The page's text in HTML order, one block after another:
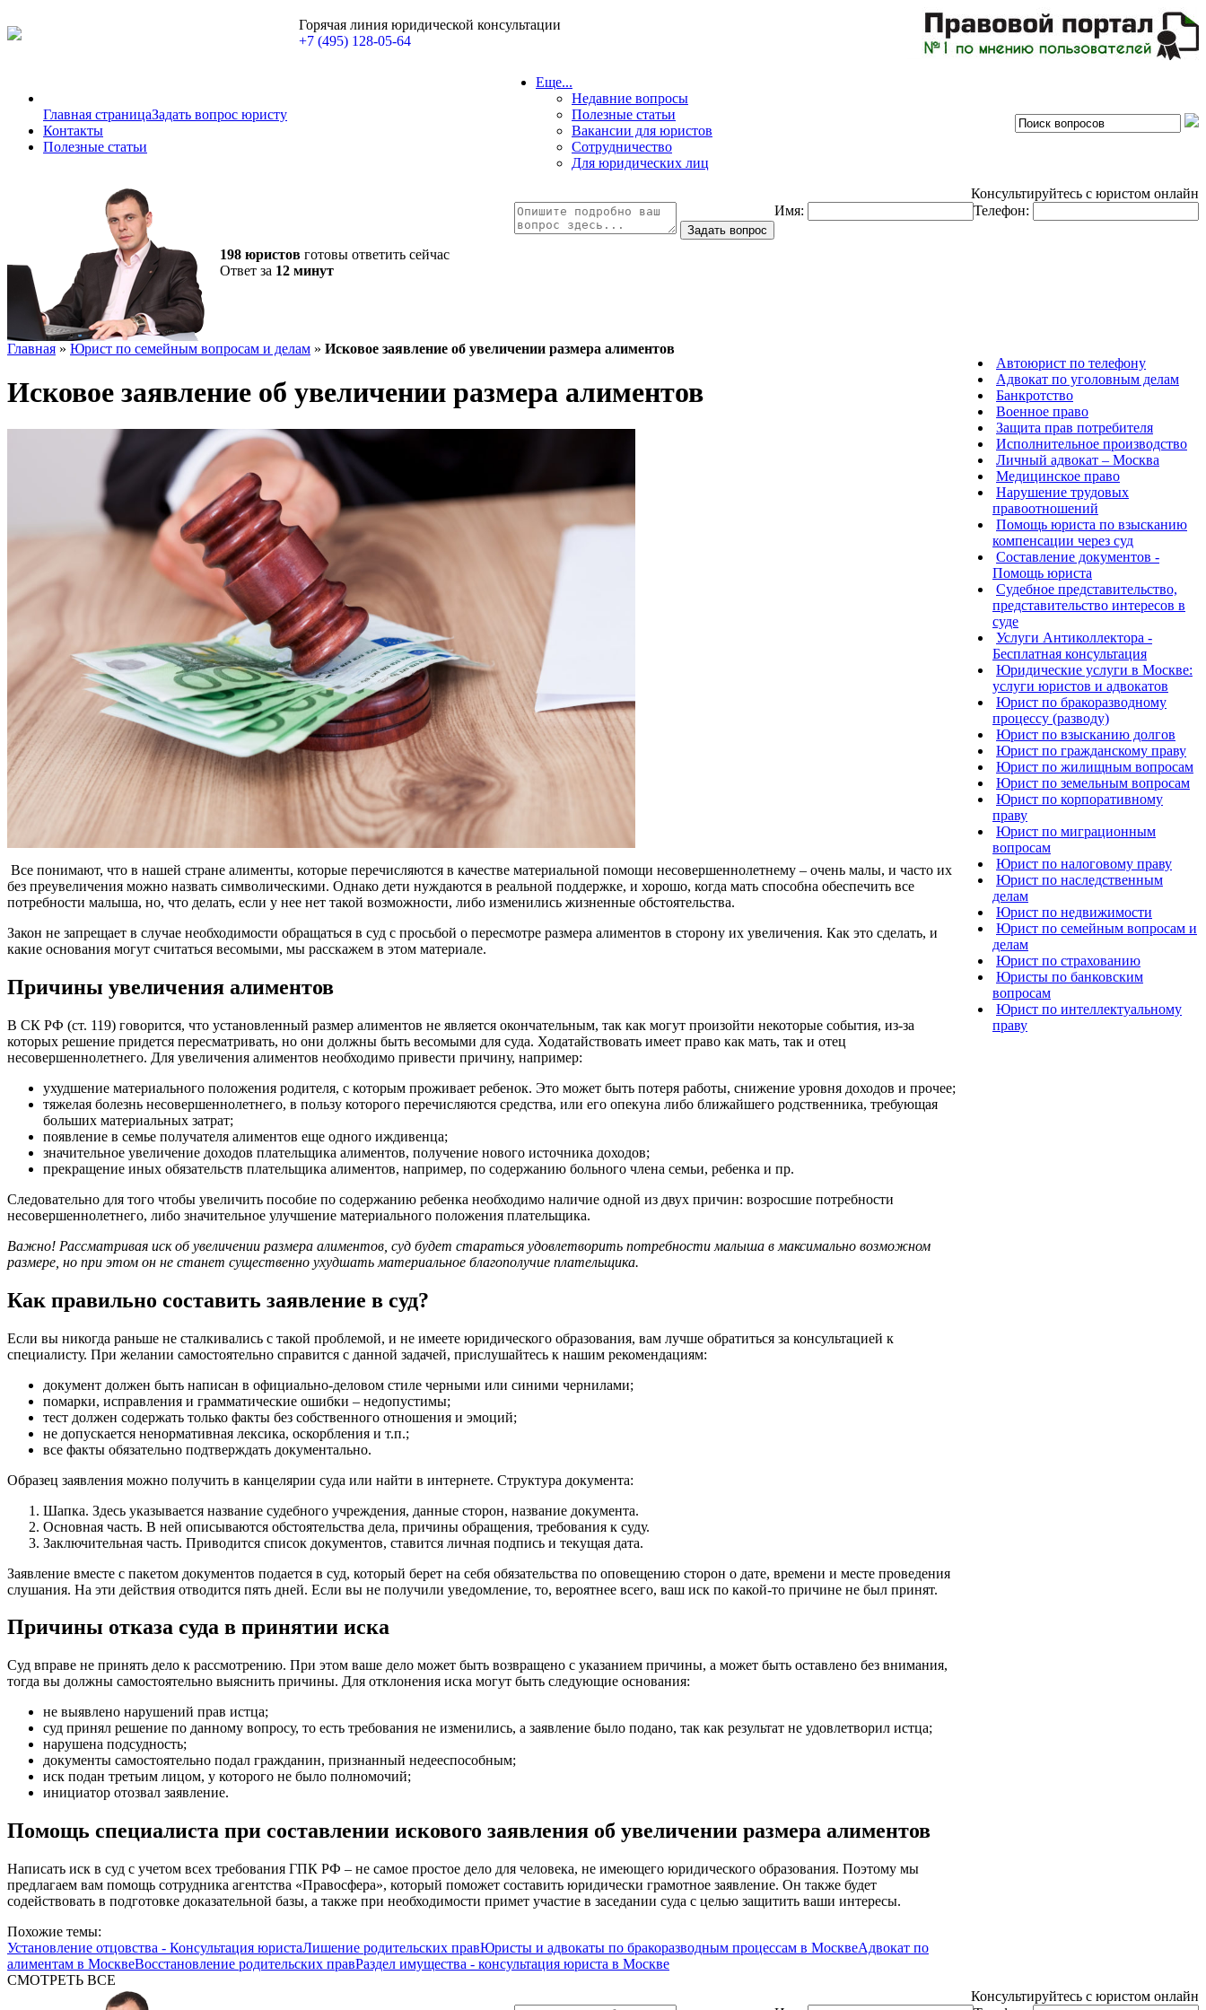
Горячая линия юридической консультации
+7 (495) 128-05-64
Главная страницаЗадать вопрос юристу
Контакты
Полезные статьи
Еще...
Недавние вопросы
Полезные статьи
Вакансии для юристов
Сотрудничество
Для юридических лиц
198 юристов готовы ответить сейчас
Ответ за 12 минут
Консультируйтесь с юристом онлайн
Имя:
Телефон:
Главная » Юрист по семейным вопросам и делам » Исковое заявление об увеличении размера алиментов
Исковое заявление об увеличении размера алиментов
Все понимают, что в нашей стране алименты, которые перечисляются в качестве материальной помощи несовершеннолетнему – очень малы, и часто их
без преувеличения можно назвать символическими. Однако дети нуждаются в реальной поддержке, и хорошо, когда мать способна обеспечить все
потребности малыша, но, что делать, если у нее нет такой возможности, либо изменились жизненные обстоятельства.
Закон не запрещает в случае необходимости обращаться в суд с просьбой о пересмотре размера алиментов в сторону их увеличения. Как это сделать, и
какие основания могут считаться весомыми, мы расскажем в этом материале.
Причины увеличения алиментов
В СК РФ (ст. 119) говорится, что установленный размер алиментов не является окончательным, так как могут произойти некоторые события, из-за
которых решение придется пересматривать, но они должны быть весомыми для суда. Ходатайствовать имеет право как мать, так и отец
несовершеннолетнего. Для увеличения алиментов необходимо привести причину, например:
ухудшение материального положения родителя, с которым проживает ребенок. Это может быть потеря работы, снижение уровня доходов и прочее;
тяжелая болезнь несовершеннолетнего, в пользу которого перечисляются средства, или его опекуна либо ближайшего родственника, требующая
больших материальных затрат;
появление в семье получателя алиментов еще одного иждивенца;
значительное увеличение доходов плательщика алиментов, получение нового источника доходов;
прекращение иных обязательств плательщика алиментов, например, по содержанию больного члена семьи, ребенка и пр.
Следовательно для того чтобы увеличить пособие по содержанию ребенка необходимо наличие одной из двух причин: возросшие потребности
несовершеннолетнего, либо значительное улучшение материального положения плательщика.
Важно! Рассматривая иск об увеличении размера алиментов, суд будет стараться удовлетворить потребности малыша в максимально возможном
размере, но при этом он не станет существенно ухудшать материальное благополучие плательщика.
Как правильно составить заявление в суд?
Если вы никогда раньше не сталкивались с такой проблемой, и не имеете юридического образования, вам лучше обратиться за консультацией к
специалисту. При желании самостоятельно справится с данной задачей, прислушайтесь к нашим рекомендациям:
документ должен быть написан в официально-деловом стиле черными или синими чернилами;
помарки, исправления и грамматические ошибки – недопустимы;
тест должен содержать только факты без собственного отношения и эмоций;
не допускается ненормативная лексика, оскорбления и т.п.;
все факты обязательно подтверждать документально.
Образец заявления можно получить в канцелярии суда или найти в интернете. Структура документа:
Шапка. Здесь указывается название судебного учреждения, данные сторон, название документа.
Основная часть. В ней описываются обстоятельства дела, причины обращения, требования к суду.
Заключительная часть. Приводится список документов, ставится личная подпись и текущая дата.
Заявление вместе с пакетом документов подается в суд, который берет на себя обязательства по оповещению сторон о дате, времени и месте проведения
слушания. На эти действия отводится пять дней. Если вы не получили уведомление, то, вероятнее всего, ваш иск по какой-то причине не был принят.
Причины отказа суда в принятии иска
Суд вправе не принять дело к рассмотрению. При этом ваше дело может быть возвращено с указанием причины, а может быть оставлено без внимания,
тогда вы должны самостоятельно выяснить причины. Для отклонения иска могут быть следующие основания:
не выявлено нарушений прав истца;
суд принял решение по данному вопросу, то есть требования не изменились, а заявление было подано, так как результат не удовлетворил истца;
нарушена подсудность;
документы самостоятельно подал гражданин, признанный недееспособным;
иск подан третьим лицом, у которого не было полномочий;
инициатор отозвал заявление.
Помощь специалиста при составлении искового заявления об увеличении размера алиментов
Написать иск в суд с учетом всех требования ГПК РФ – не самое простое дело для человека, не имеющего юридического образования. Поэтому мы
предлагаем вам помощь сотрудника агентства «Правосфера», который поможет составить юридически грамотное заявление. Он также будет
содействовать в подготовке доказательной базы, а также при необходимости примет участие в заседании суда с целью защитить ваши интересы.
Похожие темы:
Установление отцовства - Консультация юристаЛишение родительских правЮристы и адвокаты по бракоразводным процессам в МосквеАдвокат по
алиментам в МосквеВосстановление родительских правРаздел имущества - консультация юриста в Москве
СМОТРЕТЬ ВСЕ
Автоюрист по телефону
Адвокат по уголовным делам
Банкротство
Военное право
Защита прав потребителя
Исполнительное производство
Личный адвокат – Москва
Медицинское право
Нарушение трудовых
правоотношений
Помощь юриста по взысканию
компенсации через суд
Составление документов -
Помощь юриста
Судебное представительство,
представительство интересов в
суде
Услуги Антиколлектора -
Бесплатная консультация
Юридические услуги в Москве:
услуги юристов и адвокатов
Юрист по бракоразводному
процессу (разводу)
Юрист по взысканию долгов
Юрист по гражданскому праву
Юрист по жилищным вопросам
Юрист по земельным вопросам
Юрист по корпоративному
праву
Юрист по миграционным
вопросам
Юрист по налоговому праву
Юрист по наследственным
делам
Юрист по недвижимости
Юрист по семейным вопросам и
делам
Юрист по страхованию
Юристы по банковским
вопросам
Юрист по интеллектуальному
праву
Консультируйтесь с юристом онлайн